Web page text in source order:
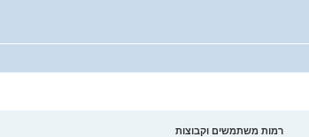
רמות משתמשים וקבוצות